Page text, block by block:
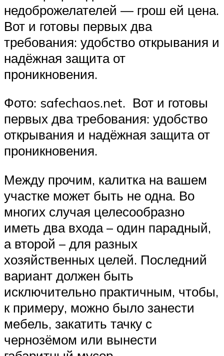
недоброжелателей — грош ей цена.
Вот и готовы первых два
требования: удобство открывания и
надёжная защита от
проникновения.
Фото: safechaos.net. Вот и готовы
первых два требования: удобство
открывания и надёжная защита от
проникновения.
Между прочим, калитка на вашем
участке может быть не одна. Во
многих случая целесообразно
иметь два входа – один парадный,
а второй – для разных
хозяйственных целей. Последний
вариант должен быть
исключительно практичным, чтобы,
к примеру, можно было занести
мебель, закатить тачку с
чернозёмом или вынести